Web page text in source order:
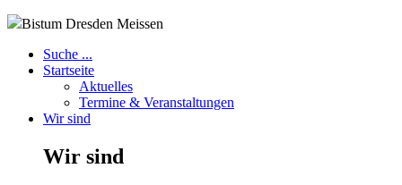
Bistum Dresden Meissen
Suche ...
Startseite
Aktuelles
Termine & Veranstaltungen
Wir sind
Wir sind